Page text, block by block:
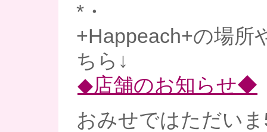
*・
+Happeach+の場所
ちら↓
◆店舗のお知らせ◆
おみせではただい